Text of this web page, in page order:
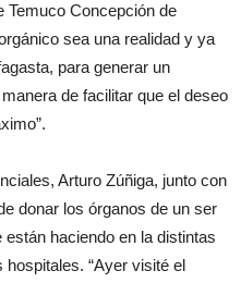
Temuco Concepción de
sea una realidad y ya
para generar un
de facilitar que el deseo
Arturo Zúñiga, junto con
donar los órganos de un ser
haciendo en la distintas
“Ayer visité el